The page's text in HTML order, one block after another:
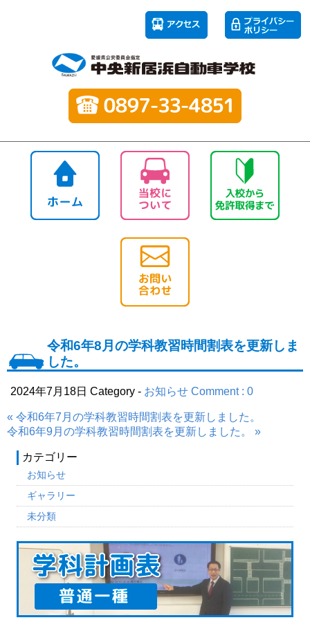
令和6年8月の学科教習時間割表を更新しま
した。
2024年7月18日 Category - お知らせ Comment : 0
« 令和6年7月の学科教習時間割表を更新しました。
令和6年9月の学科教習時間割表を更新しました。 »
カテゴリー
お知らせ
ギャラリー
未分類